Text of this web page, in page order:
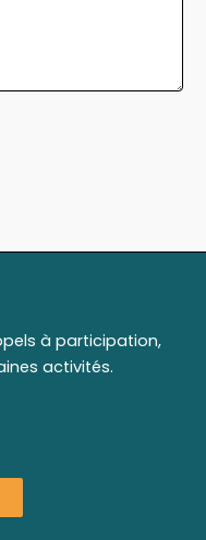
à participation,
activités.